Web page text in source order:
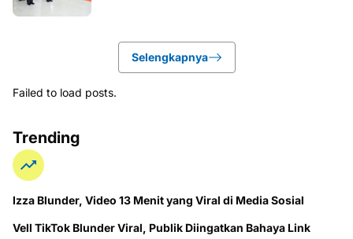
Selengkapnya
Failed to load posts.
Trending
Izza Blunder, Video 13 Menit yang Viral di Media Sosial
Vell TikTok Blunder Viral, Publik Diingatkan Bahaya Link